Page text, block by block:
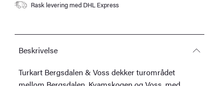
Rask levering med DHL Express
Beskrivelse
Turkart Bergsdalen & Voss dekker turområdet